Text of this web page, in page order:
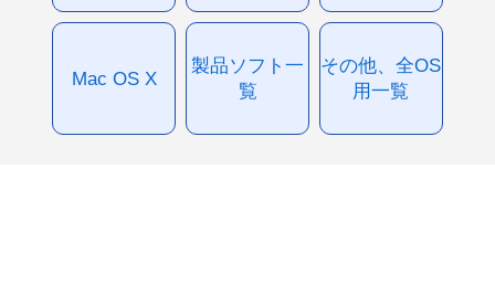
Mac OS X
製品ソフト一
覧
その他、全OS
用一覧